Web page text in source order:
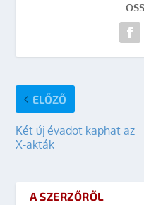
ELŐZŐ
Két új évadot kaphat az
X-akták
A SZERZŐRŐL